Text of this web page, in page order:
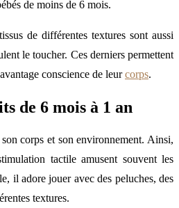
de moins de 6 mois.
de différentes textures sont aussi
le toucher. Ces derniers permettent
conscience de leurcorps.
de 6 mois à 1 an
corps et son environnement. Ainsi,
tactile amusent souvent les
il adore jouer avec des peluches, des
textures.